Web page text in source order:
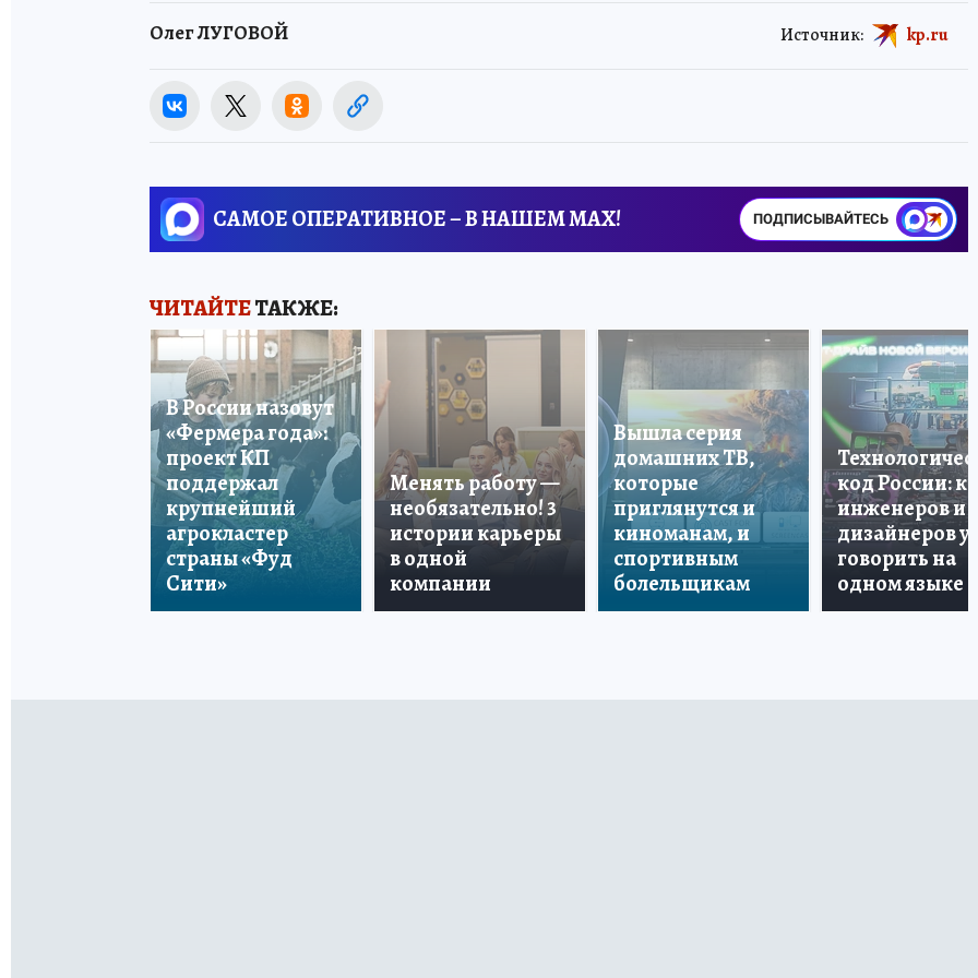
Олег ЛУГОВОЙ Источник: kp.ru
САМОЕ ОПЕРАТИВНОЕ – В НАШЕМ MAX! ПОДПИСЫВАЙТЕСЬ
ЧИТАЙТЕТАКЖЕ:
В России назовут
«Фермера года»:
проект КП
поддержал
крупнейший
агрокластер
страны «Фуд
Сити»
Менять работу —
необязательно! 3
истории карьеры
в одной
компании
Вышла серия
домашних ТВ,
которые
приглянутся и
киноманам, и
спортивным
болельщикам
код России: как
инженеров и
дизайнеров
говорить на
одном языке